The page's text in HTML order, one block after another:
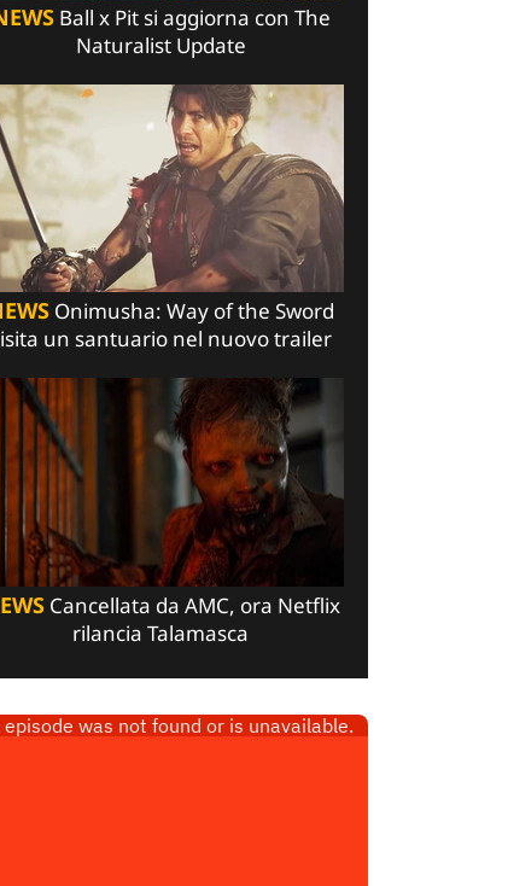
Ball x Pit si aggiorna con The
Naturalist Update
Onimusha: Way of the Sword
un santuario nel nuovo trailer
Cancellata da AMC, ora Netflix
rilancia Talamasca